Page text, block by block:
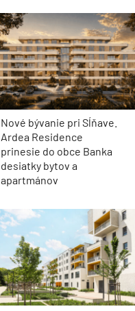
Nové bývanie pri Sĺňave.
Ardea Residence
prinesie do obce Banka
desiatky bytov a
apartmánov